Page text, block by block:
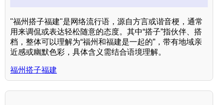
"福州搭子福建"是网络流行语，源自方言或谐音梗，通常
用来调侃或表达轻松随意的态度。其中“搭子”指伙伴、搭
档，整体可以理解为“福州和福建是一起的”，带有地域亲
近感或幽默色彩，具体含义需结合语境理解。
福州搭子福建